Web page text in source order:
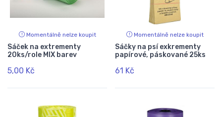
Momentálně nelze koupit
Sáček na extrementy
20ks/role MIX barev
5,00 Kč
Momentálně nelze koupit
Sáčky na psí exkrementy
papírové, páskované 25ks
61 Kč